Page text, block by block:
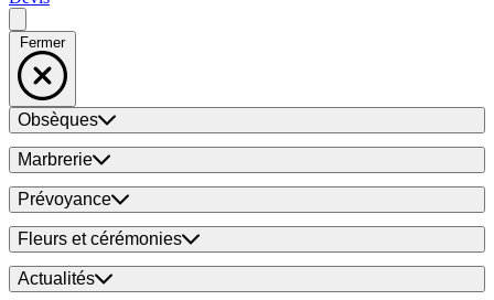
Fermer
Obsèques
Marbrerie
Prévoyance
Fleurs et cérémonies
Actualités